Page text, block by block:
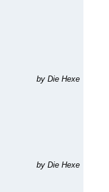
by Die Hexe
by Die Hexe